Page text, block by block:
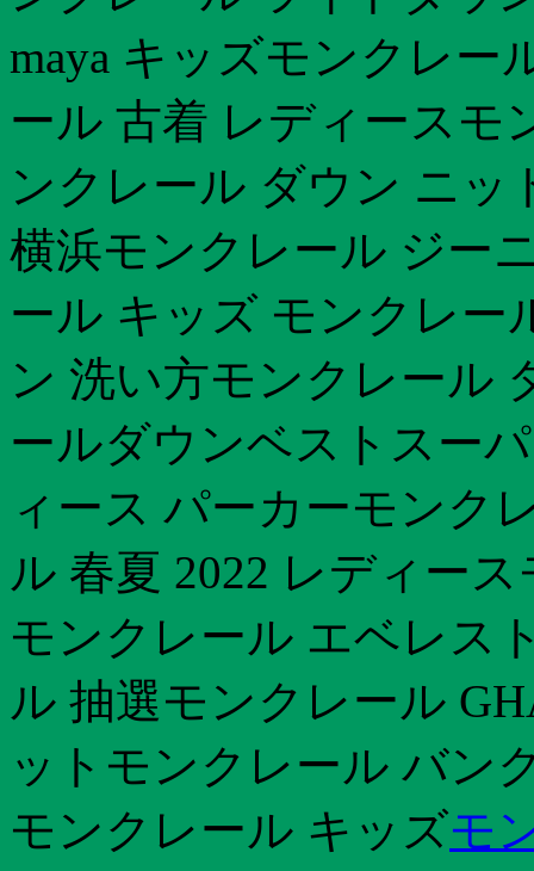
maya キッズモンクレー
ール 古着 レディースモ
ンクレール ダウン ニッ
横浜モンクレール ジー
ール キッズ モンクレー
ン 洗い方モンクレール
ールダウンベストスー
ィース パーカーモンク
ル 春夏 2022 レディー
モンクレール エベレス
ル 抽選モンクレール
ットモンクレール バン
モンクレール キッズモ